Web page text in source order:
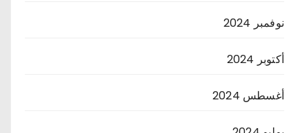
نوفمبر 2024
أكتوبر 2024
أغسطس 2024